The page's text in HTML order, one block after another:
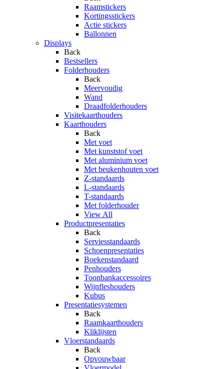
Raamstickers
Kortingsstickers
Actie stickers
Ballonnen
Displays
Back
Bestsellers
Folderhouders
Back
Meervoudig
Wand
Draadfolderhouders
Visitekaarthouders
Kaarthouders
Back
Met voet
Met kunststof voet
Met aluminium voet
Met beukenhouten voet
Z-standaards
L-standaards
T-standaards
Met folderhouder
View All
Productpresentaties
Back
Serviesstandaards
Schoenpresentaties
Boekenstandaard
Penhouders
Toonbankaccessoires
Wijnfleshouders
Kubus
Presentatiesystemen
Back
Raamkaarthouders
Kliklijsten
Vloerstandaards
Back
Opvouwbaar